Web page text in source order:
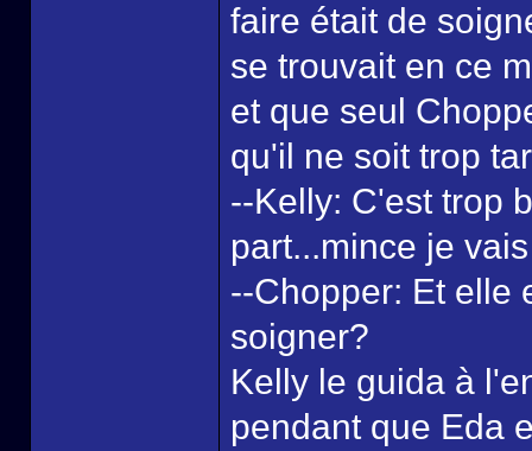
faire était de
se trouvait en ce
et que seul
qu'il ne soit trop
--Kelly: C'est trop
part...mince je
--Chopper: Et elle
soigner?
Kelly le guida à
pendant que Eda